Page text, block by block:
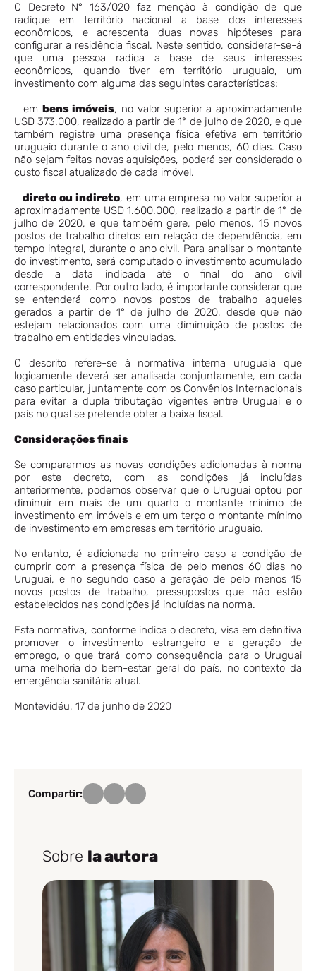
O Decreto N° 163/020 faz menção à condição de que
radique em território nacional a base dos interesses
econômicos, e acrescenta duas novas hipóteses para
configurar a residência fiscal. Neste sentido, considerar-se-á
que uma pessoa radica a base de seus interesses
econômicos, quando tiver em território uruguaio, um
investimento com alguma das seguintes características:
- em bens imóveis, no valor superior a aproximadamente
USD 373.000, realizado a partir de 1° de julho de 2020, e que
também registre uma presença física efetiva em território
uruguaio durante o ano civil de, pelo menos, 60 dias. Caso
não sejam feitas novas aquisições, poderá ser considerado o
custo fiscal atualizado de cada imóvel.
- direto ou indireto, em uma empresa no valor superior a
aproximadamente USD 1.600.000, realizado a partir de 1° de
julho de 2020, e que também gere, pelo menos, 15 novos
postos de trabalho diretos em relação de dependência, em
tempo integral, durante o ano civil. Para analisar o montante
do investimento, será computado o investimento acumulado
desde a data indicada até o final do ano civil
correspondente. Por outro lado, é importante considerar que
se entenderá como novos postos de trabalho aqueles
gerados a partir de 1° de julho de 2020, desde que não
estejam relacionados com uma diminuição de postos de
trabalho em entidades vinculadas.
O descrito refere-se à normativa interna uruguaia que
logicamente deverá ser analisada conjuntamente, em cada
caso particular, juntamente com os Convênios Internacionais
para evitar a dupla tributação vigentes entre Uruguai e o
país no qual se pretende obter a baixa fiscal.
Considerações finais
Se compararmos as novas condições adicionadas à norma
por este decreto, com as condições já incluídas
anteriormente, podemos observar que o Uruguai optou por
diminuir em mais de um quarto o montante mínimo de
investimento em imóveis e em um terço o montante mínimo
de investimento em empresas em território uruguaio.
No entanto, é adicionada no primeiro caso a condição de
cumprir com a presença física de pelo menos 60 dias no
Uruguai, e no segundo caso a geração de pelo menos 15
novos postos de trabalho, pressupostos que não estão
estabelecidos nas condições já incluídas na norma.
Esta normativa, conforme indica o decreto, visa em definitiva
promover o investimento estrangeiro e a geração de
emprego, o que trará como consequência para o Uruguai
uma melhoria do bem-estar geral do país, no contexto da
emergência sanitária atual.
Montevidéu, 17 de junho de 2020
Compartir:
Sobre la autora